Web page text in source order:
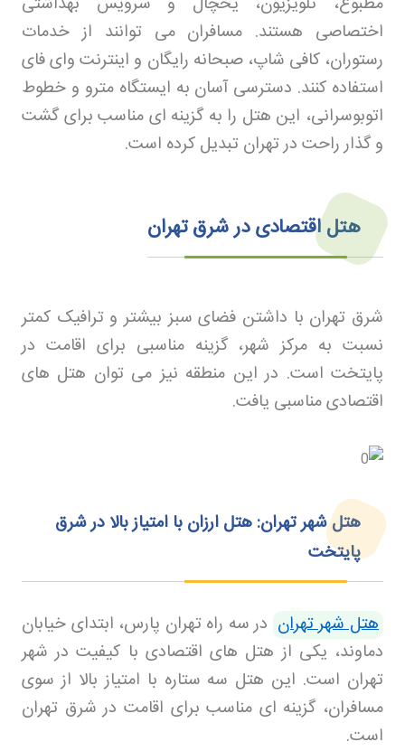
اختصاصی هستند. مسافران می توانند از خدمات
رستوران، کافی شاپ، صبحانه رایگان و اینترنت وای فای
استفاده کنند. دسترسی آسان به ایستگاه مترو و خطوط
اتوبوسرانی، این هتل را به گزینه ای مناسب برای گشت
و گذار راحت در تهران تبدیل کرده است.
هتل اقتصادی در شرق تهران
شرق تهران با داشتن فضای سبز بیشتر و ترافیک کمتر
نسبت به مرکز شهر، گزینه مناسبی برای اقامت در
پایتخت است. در این منطقه نیز می توان هتل های
اقتصادی مناسبی یافت.
هتل شهر تهران: هتل ارزان با امتیاز بالا در شرق
پایتخت
هتل شهر تهران در سه راه تهران پارس، ابتدای خیابان
دماوند، یکی از هتل های اقتصادی با کیفیت در شهر
تهران است. این هتل سه ستاره با امتیاز بالا از سوی
مسافران، گزینه ای مناسب برای اقامت در شرق تهران
است.